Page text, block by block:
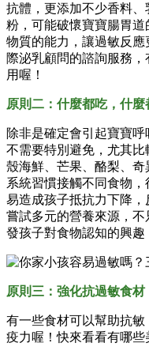
抗體，更添加不少香料
粉，可能破懷寶寶腸胃
物質的能力，讓過敏反
際泌乳顧問的諮詢服務
用喔！
原則二：什麼都吃，什麼
除非是確定會引起寶寶
不需要特別避免，尤其
殼海鮮、芒果、酪梨、
系統習慣接觸不同食物
易造成孩子抵抗力下降
嘗試多元的營養來源，
發孩子對食物認知的興趣
原則三：強化抗過敏食材
有一些食材可以幫助抗
疫力喔！快來看看有哪些